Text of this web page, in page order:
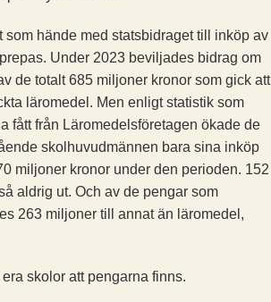
som hände med statsbidraget till inköp av
Under 2023 beviljades bidrag om
de totalt 685 miljoner kronor som gick att
läromedel. Men enligt statistik som
fått från Läromedelsföretagen ökade de
skolhuvudmännen bara sina inköp
miljoner kronor under den perioden. 152
aldrig ut. Och av de pengar som
263 miljoner till annat än läromedel,
skolor att pengarna finns.